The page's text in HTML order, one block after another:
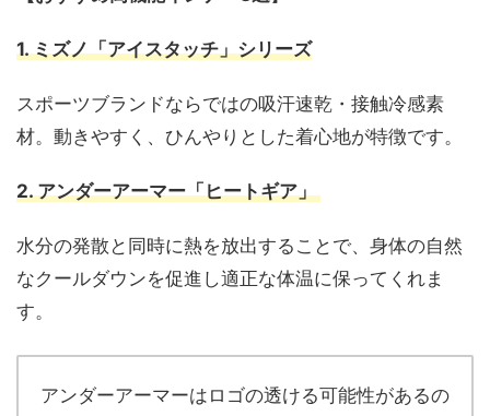
1. ミズノ「アイスタッチ」シリーズ
スポーツブランドならではの吸汗速乾・接触冷感素
材。動きやすく、ひんやりとした着心地が特徴です。
2.アンダーアーマー「ヒートギア」
水分の発散と同時に熱を放出することで、身体の自然
なクールダウンを促進し適正な体温に保ってくれま
す。
アンダーアーマーはロゴの透ける可能性があるの